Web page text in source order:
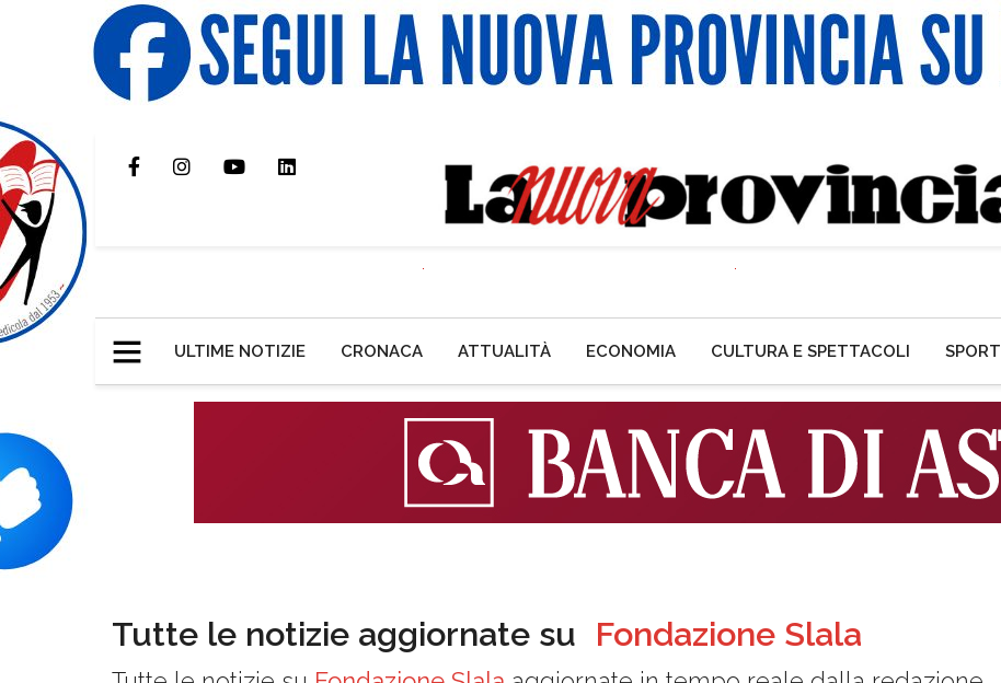
ULTIME NOTIZIE CRONACA ATTUALITÀ ECONOMIA CULTURA E SPETTACOLI SPORT
Tutte le notizie aggiornate su Fondazione Slala